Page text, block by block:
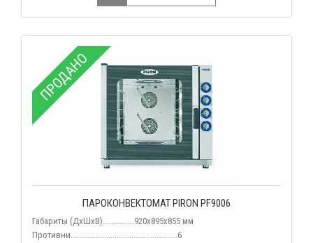
ПРОДАНО
ПАРОКОНВЕКТОМАТ PIRON PF9006
Габариты (ДхШхВ)...............920х895х855 мм
Противни...................................................6